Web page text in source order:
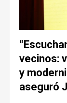
vecinos:
y
aseguró